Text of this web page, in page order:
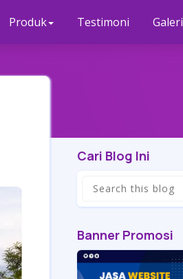
Produk Testimoni Galeri
Cari Blog Ini
Banner Promosi